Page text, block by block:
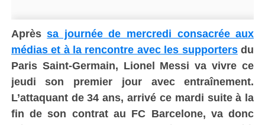
Aprèssa journée de mercredi consacrée aux
médias et à la rencontre avec les supportersdu
Paris Saint-Germain, Lionel Messi va vivre ce
jeudi son premier jour avec entraînement.
L’attaquant de 34 ans, arrivé ce mardi suite à la
fin de son contrat au FC Barcelone, va donc